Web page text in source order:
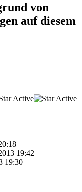
von
auf diesem
19:42
19:30